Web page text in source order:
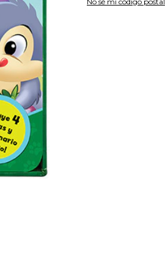
figuras y un escenario